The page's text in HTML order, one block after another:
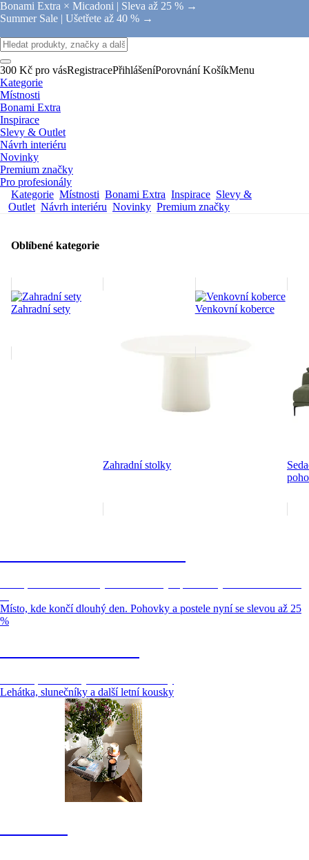
Bonami Extra × Micadoni | Sleva až 25 % →
Summer Sale | Ušetřete až 40 % →
300 Kč pro vásRegistracePřihlášeníPorovnání KošíkMenu
Kategorie
Místnosti
Bonami Extra
Inspirace
Slevy & Outlet
Návrh interiéru
Novinky
Premium značky
Pro profesionály
Kategorie Místnosti Bonami Extra Inspirace Slevy &
Outlet Návrh interiéru Novinky Premium značky
Oblíbené kategorie
Zahradní sety
Zahradní stolky
Venkovní koberce
Místo, kde končí dlouhý den. Pohovky a postele nyní se slevou až 25
%
Lehátka, slunečníky a další letní kousky